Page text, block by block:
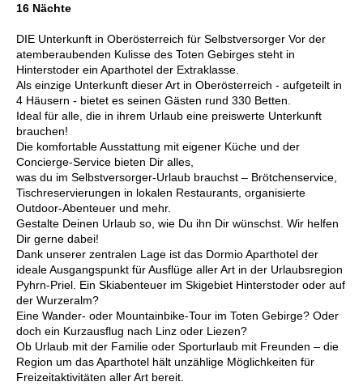
16 Nächte
DIE Unterkunft in Oberösterreich für Selbstversorger Vor der
atemberaubenden Kulisse des Toten Gebirges steht in
Hinterstoder ein Aparthotel der Extraklasse.
Als einzige Unterkunft dieser Art in Oberösterreich - aufgeteilt in
4 Häusern - bietet es seinen Gästen rund 330 Betten.
Ideal für alle, die in ihrem Urlaub eine preiswerte Unterkunft
brauchen!
Die komfortable Ausstattung mit eigener Küche und der
Concierge-Service bieten Dir alles,
was du im Selbstversorger-Urlaub brauchst – Brötchenservice,
Tischreservierungen in lokalen Restaurants, organisierte
Outdoor-Abenteuer und mehr.
Gestalte Deinen Urlaub so, wie Du ihn Dir wünschst. Wir helfen
Dir gerne dabei!
Dank unserer zentralen Lage ist das Dormio Aparthotel der
ideale Ausgangspunkt für Ausflüge aller Art in der Urlaubsregion
Pyhrn-Priel. Ein Skiabenteuer im Skigebiet Hinterstoder oder auf
der Wurzeralm?
Eine Wander- oder Mountainbike-Tour im Toten Gebirge? Oder
doch ein Kurzausflug nach Linz oder Liezen?
Ob Urlaub mit der Familie oder Sporturlaub mit Freunden – die
Region um das Aparthotel hält unzählige Möglichkeiten für
Freizeitaktivitäten aller Art bereit.